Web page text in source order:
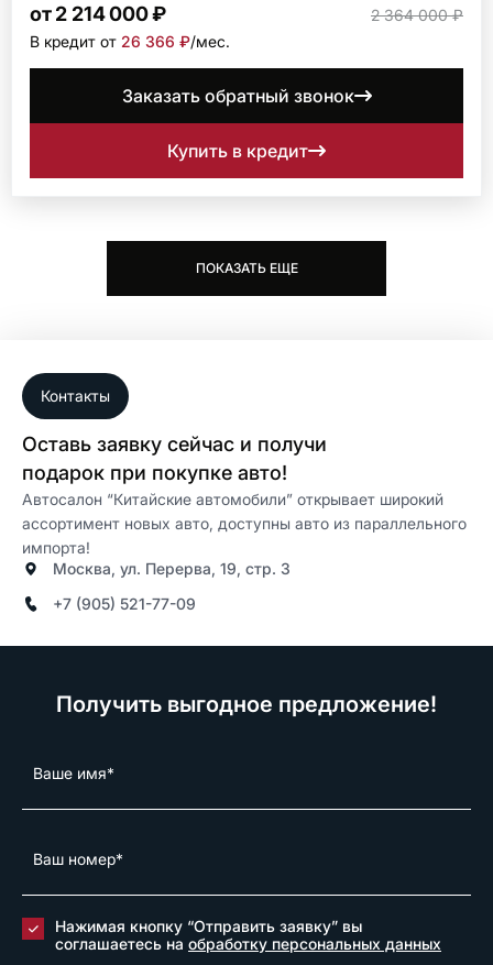
от 2 214 000 ₽
2 364 000 ₽
В кредит от 26 366 ₽/мec.
Заказать обратный звонок
Купить в кредит
ПОКАЗАТЬ ЕЩЕ
Контакты
Оставь заявку сейчас и получи
подарок при покупке авто!
Автосалон “Китайские автомобили” открывает широкий
ассортимент новых авто, доступны авто из параллельного
импорта!
Москва, ул. Перерва, 19, стр. 3
+7 (905) 521-77-09
Получить выгодное предложение!
Нажимая кнопку “Отправить заявку” вы
соглашаетесь на обработку персональных данных